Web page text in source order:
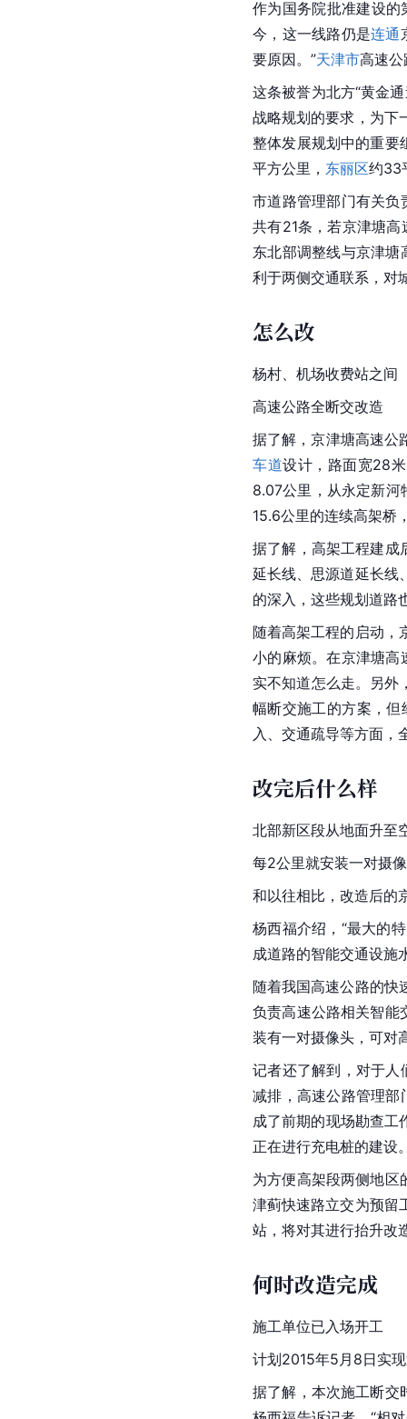
作为国务院批准建设
今，这一线路仍是连通
要原因。”天津市高速公
这条被誉为北方“黄金
战略规划的要求，为下
整体发展规划中的重要
平方公里， 东丽区约33
市道路管理部门有关负
共有21条，若京津塘
东北部调整线与京津塘
利于两侧交通联系，对
怎么改
杨村、机场收费站之间
高速公路全断交改造
据了解，京津塘高速公
车道设计，路面宽28
8.07公里，从永定新河
15.6公里的连续高架桥
据了解，高架工程建成
延长线、思源道延长线
的深入，这些规划道路
随着高架工程的启动，
小的麻烦。在京津塘高
实不知道怎么走。另外
幅断交施工的方案，
入、交通疏导等方面，
改完后什么样
北部新区段从地面升至
每2公里就安装一对摄
和以往相比，改造后的
杨西福介绍，“最大的
成道路的智能交通设施
随着我国高速公路的快
负责高速公路相关智能
装有一对摄像头，可对
记者还了解到，对于人
减排，高速公路管理部
成了前期的现场勘查工
正在进行充电桩的建设
为方便高架段两侧地区
津蓟快速路立交为预留
站，将对其进行抬升改
何时改造完成
施工单位已入场开工
计划2015年5月8日实
据了解，本次施工断交